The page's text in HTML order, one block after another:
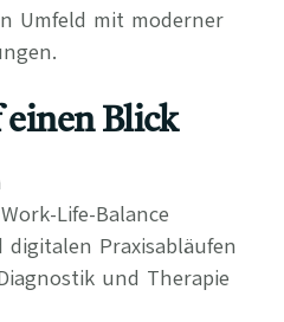
Umfeld mit moderner
einen Blick
Life-Balance
Praxisabläufen
und Therapie